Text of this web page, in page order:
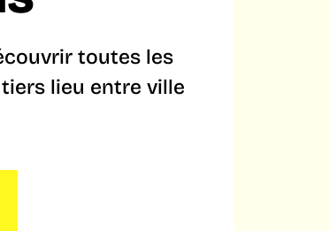
toutes les
lieu entre ville